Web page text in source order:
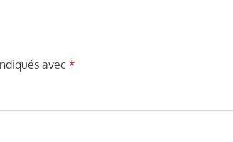
avec *